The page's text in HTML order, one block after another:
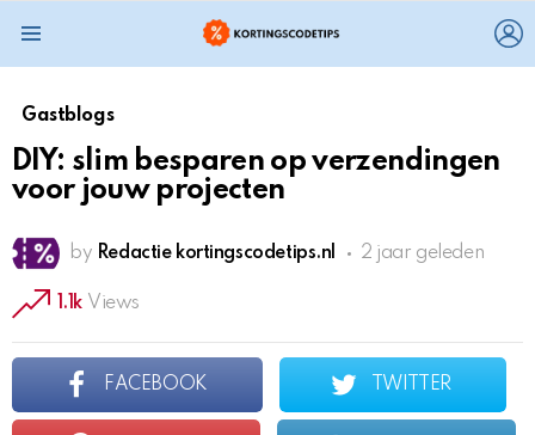
Gastblogs
DIY: slim besparen op verzendingen
voor jouw projecten
by Redactie kortingscodetips.nl 2 jaar geleden
1.1k Views
FACEBOOK TWITTER